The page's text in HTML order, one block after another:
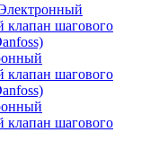
клапан шагового
клапан шагового
клапан шагового